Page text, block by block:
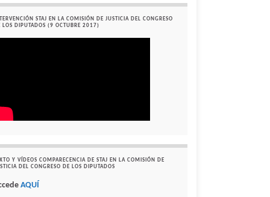
STAJ EN LA COMISIÓN DE JUSTICIA DEL CONGRESO
LOS DIPUTADOS (9 OCTUBRE 2017)
Y VÍDEOS COMPARECENCIA DE STAJ EN LA COMISIÓN DE
DEL CONGRESO DE LOS DIPUTADOS
AQUÍ